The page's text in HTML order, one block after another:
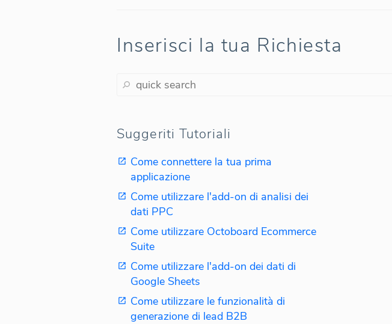
Inserisci la tua Richiesta
Suggeriti Tutoriali
Come connettere la tua prima
applicazione
Come utilizzare l'add-on di analisi dei
dati PPC
Come utilizzare Octoboard Ecommerce
Suite
Come utilizzare l'add-on dei dati di
Google Sheets
Come utilizzare le funzionalità di
generazione di lead B2B